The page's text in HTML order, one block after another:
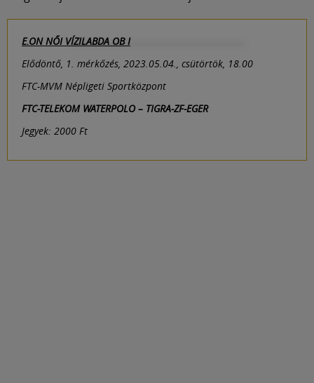
E.ON NŐI VÍZILABDA OB I
Elődöntő, 1. mérkőzés, 2023.05.04., csütörtök, 18.00
FTC-MVM Népligeti Sportközpont
FTC-TELEKOM WATERPOLO – TIGRA-ZF-EGER
Jegyek: 2000 Ft